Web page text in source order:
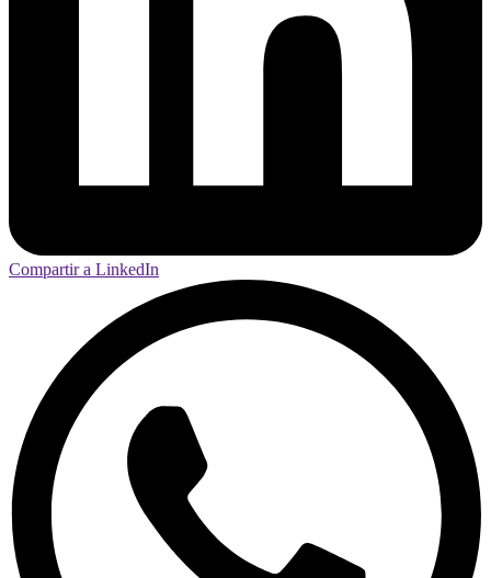
Compartir a LinkedIn